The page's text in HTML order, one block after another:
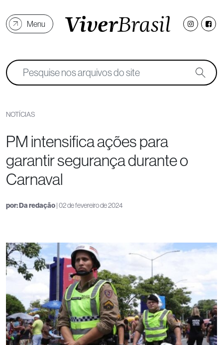
Menu
NOTÍCIAS
PM intensifica ações para
garantir segurança durante o
Carnaval
por:Da redação| 02 de fevereiro de 2024